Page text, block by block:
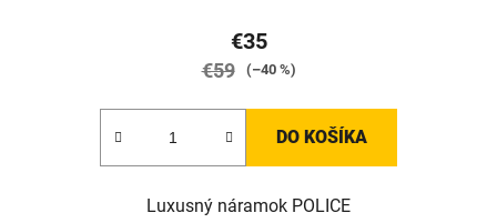
€35
€59 (–40 %)
DO KOŠÍKA
Luxusný náramok POLICE